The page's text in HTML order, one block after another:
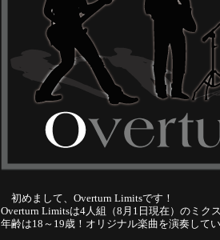
初めまして、Overturn Limitsです！
Overturn Limitsは4人組（8月1日現在）のミク
年齢は18～19歳！オリジナル楽曲を演奏してい